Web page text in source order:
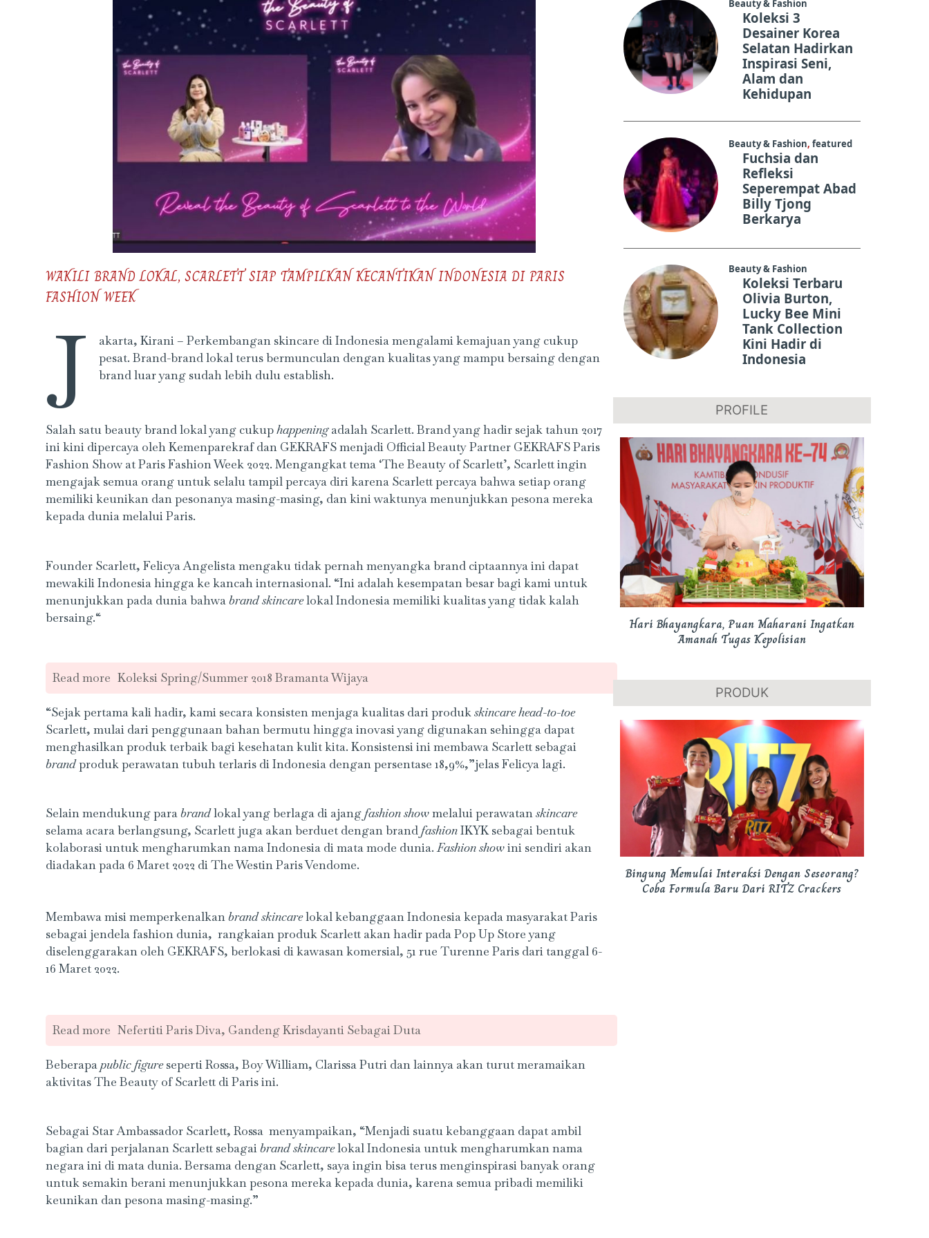
WAKILI BRAND LOKAL, SCARLETT SIAP TAMPILKAN KECANTIKAN INDONESIA DI PARIS
FASHION WEEK
J
akarta, Kirani – Perkembangan skincare di Indonesia mengalami kemajuan yang cukup
pesat. Brand-brand lokal terus bermunculan dengan kualitas yang mampu bersaing dengan
brand luar yang sudah lebih dulu establish.
Salah satu beauty brand lokal yang cukuphappeningadalah Scarlett. Brand yang hadir sejak tahun 2017
ini kini dipercaya oleh Kemenparekraf dan GEKRAFS menjadi Official Beauty Partner GEKRAFS Paris
Fashion Show at Paris Fashion Week 2022. Mengangkat tema ‘The Beauty of Scarlett’, Scarlett ingin
mengajak semua orang untuk selalu tampil percaya diri karena Scarlett percaya bahwa setiap orang
memiliki keunikan dan pesonanya masing-masing, dan kini waktunya menunjukkan pesona mereka
kepada dunia melalui Paris.
Founder Scarlett, Felicya Angelista mengaku tidak pernah menyangka brand ciptaannya ini dapat
mewakili Indonesia hingga ke kancah internasional. “Ini adalah kesempatan besar bagi kami untuk
menunjukkan pada dunia bahwabrand skincarelokal Indonesia memiliki kualitas yang tidak kalah
bersaing.“
Read more Koleksi Spring/Summer 2018 Bramanta Wijaya
“Sejak pertama kali hadir, kami secara konsisten menjaga kualitas dari produkskincare head-to-toe
Scarlett, mulai dari penggunaan bahan bermutu hingga inovasi yang digunakan sehingga dapat
menghasilkan produk terbaik bagi kesehatan kulit kita. Konsistensi ini membawa Scarlett sebagai
brandproduk perawatan tubuh terlaris di Indonesia dengan persentase 18,9%,”jelas Felicya lagi.
Selain mendukung parabrandlokal yang berlaga di ajangfashion showmelalui perawatanskincare
selama acara berlangsung, Scarlett juga akan berduet dengan brandfashionIKYK sebagai bentuk
kolaborasi untuk mengharumkan nama Indonesia di mata mode dunia.Fashion showini sendiri akan
diadakan pada 6 Maret 2022 di The Westin Paris Vendome.
Membawa misi memperkenalkanbrand skincarelokal kebanggaan Indonesia kepada masyarakat Paris
sebagai jendela fashion dunia, rangkaian produk Scarlett akan hadir pada Pop Up Store yang
diselenggarakan oleh GEKRAFS, berlokasi di kawasan komersial, 51 rue Turenne Paris dari tanggal 6-
16 Maret 2022.
Read more Nefertiti Paris Diva, Gandeng Krisdayanti Sebagai Duta
Beberapapublic figureseperti Rossa, Boy William, Clarissa Putri dan lainnya akan turut meramaikan
aktivitas The Beauty of Scarlett di Paris ini.
Sebagai Star Ambassador Scarlett, Rossa menyampaikan, “Menjadi suatu kebanggaan dapat ambil
bagian dari perjalanan Scarlett sebagaibrand skincarelokal Indonesia untuk mengharumkan nama
negara ini di mata dunia. Bersama dengan Scarlett, saya ingin bisa terus menginspirasi banyak orang
untuk semakin berani menunjukkan pesona mereka kepada dunia, karena semua pribadi memiliki
keunikan dan pesona masing-masing.”
Beauty & Fashion
Koleksi 3
Desainer Korea
Selatan Hadirkan
Inspirasi Seni,
Alam dan
Kehidupan
Beauty & Fashion, featured
Fuchsia dan
Refleksi
Seperempat Abad
Billy Tjong
Berkarya
Beauty & Fashion
Koleksi Terbaru
Olivia Burton,
Lucky Bee Mini
Tank Collection
Kini Hadir di
Indonesia
PROFILE
Hari Bhayangkara, Puan Maharani Ingatkan
Amanah Tugas Kepolisian
PRODUK
Bingung Memulai Interaksi Dengan Seseorang?
Coba Formula Baru Dari RITZ Crackers